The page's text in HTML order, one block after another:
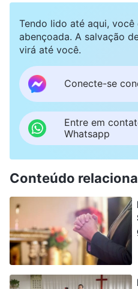
Tendo lido até aqui, você
abençoada. A salvação
virá até você.
Conecte-se
Entre em
Whatsapp
Conteúdo